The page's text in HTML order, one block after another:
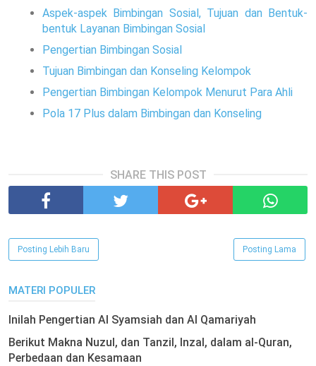
Aspek-aspek Bimbingan Sosial, Tujuan dan Bentuk-
bentuk Layanan Bimbingan Sosial
Pengertian Bimbingan Sosial
Tujuan Bimbingan dan Konseling Kelompok
Pengertian Bimbingan Kelompok Menurut Para Ahli
Pola 17 Plus dalam Bimbingan dan Konseling
SHARE THIS POST
Posting Lebih Baru Posting Lama
MATERI POPULER
Inilah Pengertian Al Syamsiah dan Al Qamariyah
Berikut Makna Nuzul, dan Tanzil, Inzal, dalam al-Quran,
Perbedaan dan Kesamaan